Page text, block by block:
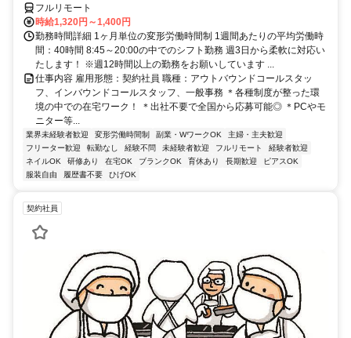
フルリモート
時給1,320円～1,400円
勤務時間詳細 1ヶ月単位の変形労働時間制 1週間あたりの平均労働時
間：40時間 8:45～20:00の中でのシフト勤務 週3日から柔軟に対応い
たします！ ※週12時間以上の勤務をお願いしています ...
仕事内容 雇用形態：契約社員 職種：アウトバウンドコールスタッ
フ、インバウンドコールスタッフ、一般事務 ＊各種制度が整った環
境の中での在宅ワーク！ ＊出社不要で全国から応募可能◎ ＊PCやモ
ニター等...
業界未経験者歓迎 変形労働時間制 副業・WワークOK
主婦・主夫歓迎
フリーター歓迎
転勤なし 経験不問 未経験者歓迎 フルリモート
経験者歓迎
ネイルOK
研修あり 在宅OK ブランクOK 育休あり 長期歓迎
ピアスOK
服装自由
履歴書不要 ひげOK
契約社員